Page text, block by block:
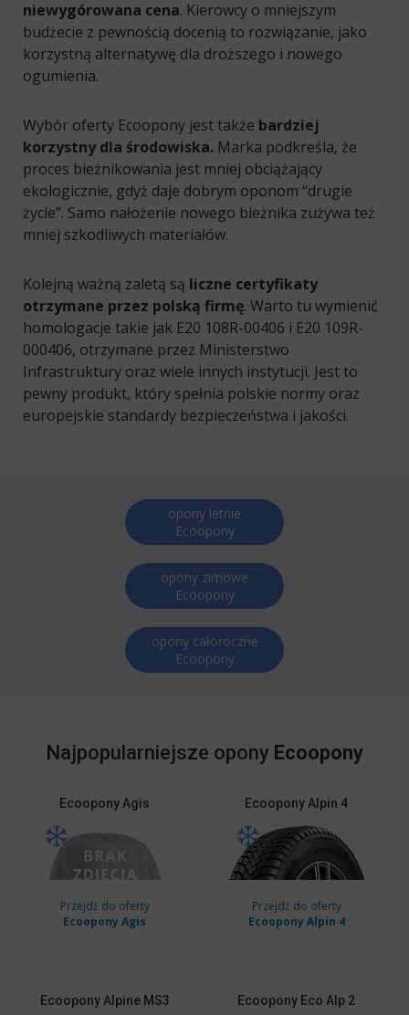
niewygórowana cena. Kierowcy o mniejszym
budżecie z pewnością docenią to rozwiązanie, jako
korzystną alternatywę dla droższego i nowego
ogumienia.
Wybór oferty Ecoopony jest także bardziej
korzystny dla środowiska. Marka podkreśla, że
proces bieżnikowania jest mniej obciążający
ekologicznie, gdyż daje dobrym oponom “drugie
życie”. Samo nałożenie nowego bieżnika zużywa też
mniej szkodliwych materiałów.
Kolejną ważną zaletą są liczne certyfikaty
otrzymane przez polską firmę. Warto tu wymienić
homologacje takie jak E20 108R-00406 i E20 109R-
000406, otrzymane przez Ministerstwo
Infrastruktury oraz wiele innych instytucji. Jest to
pewny produkt, który spełnia polskie normy oraz
europejskie standardy bezpieczeństwa i jakości.
opony letnie
Ecoopony
opony zimowe
Ecoopony
opony całoroczne
Ecoopony
Najpopularniejsze opony Ecoopony
Ecoopony Agis
Przejdź do oferty
Ecoopony Agis
Ecoopony Alpin 4
Przejdź do oferty
Ecoopony Alpin 4
EcooponyAlpine MS3 Ecoopony Eco Alp 2